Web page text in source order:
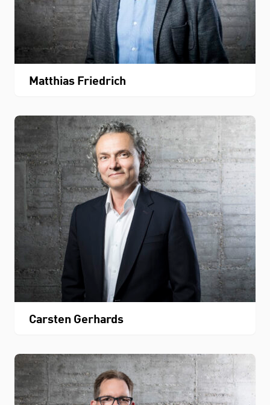
Matthias Friedrich
Carsten Gerhards